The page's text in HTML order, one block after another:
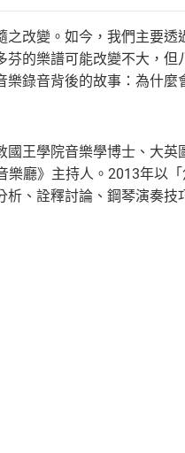
改變。如今，我們主要
的樂譜可能改變不大，
錄音背後的故事：為什
王學院音樂學博士、大
樂廳》主持人。2013年以
、詮釋討論、鋼琴演奏